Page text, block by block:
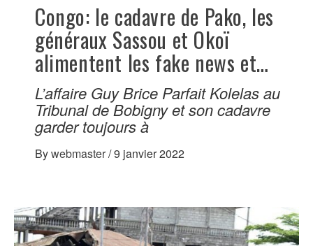
Congo: le cadavre de Pako, les
généraux Sassou et Okoï
alimentent les fake news et…
L’affaire Guy Brice Parfait Kolelas au
Tribunal de Bobigny et son cadavre
garder toujours à
Bywebmaster/9 janvier 2022